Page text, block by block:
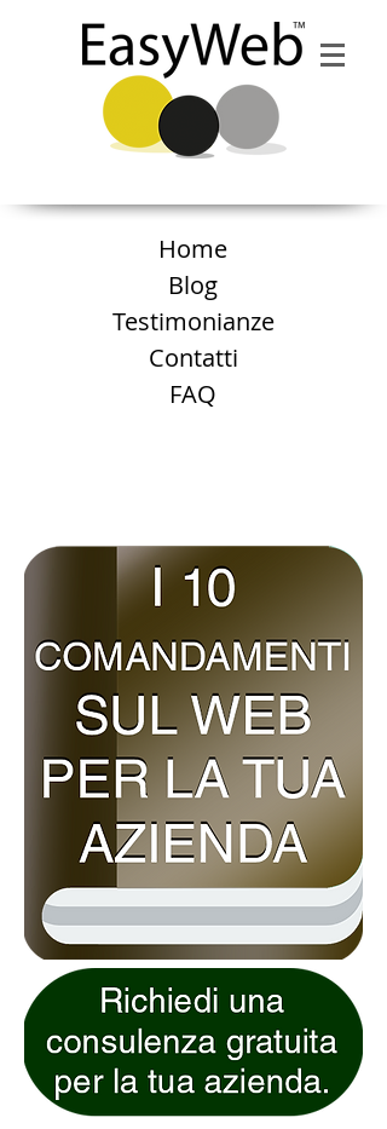
Home
Blog
Testimonianze
Contatti
FAQ